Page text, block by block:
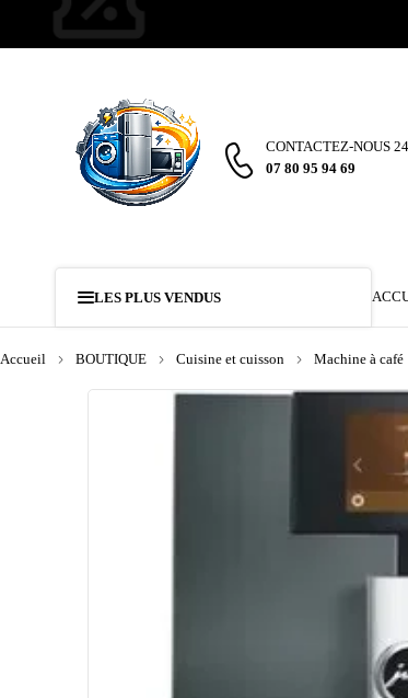
CONTACTEZ-NOUS
07 80 95 94 69
LES PLUS VENDUS
Accueil BOUTIQUE Cuisine et cuisson Machine à café